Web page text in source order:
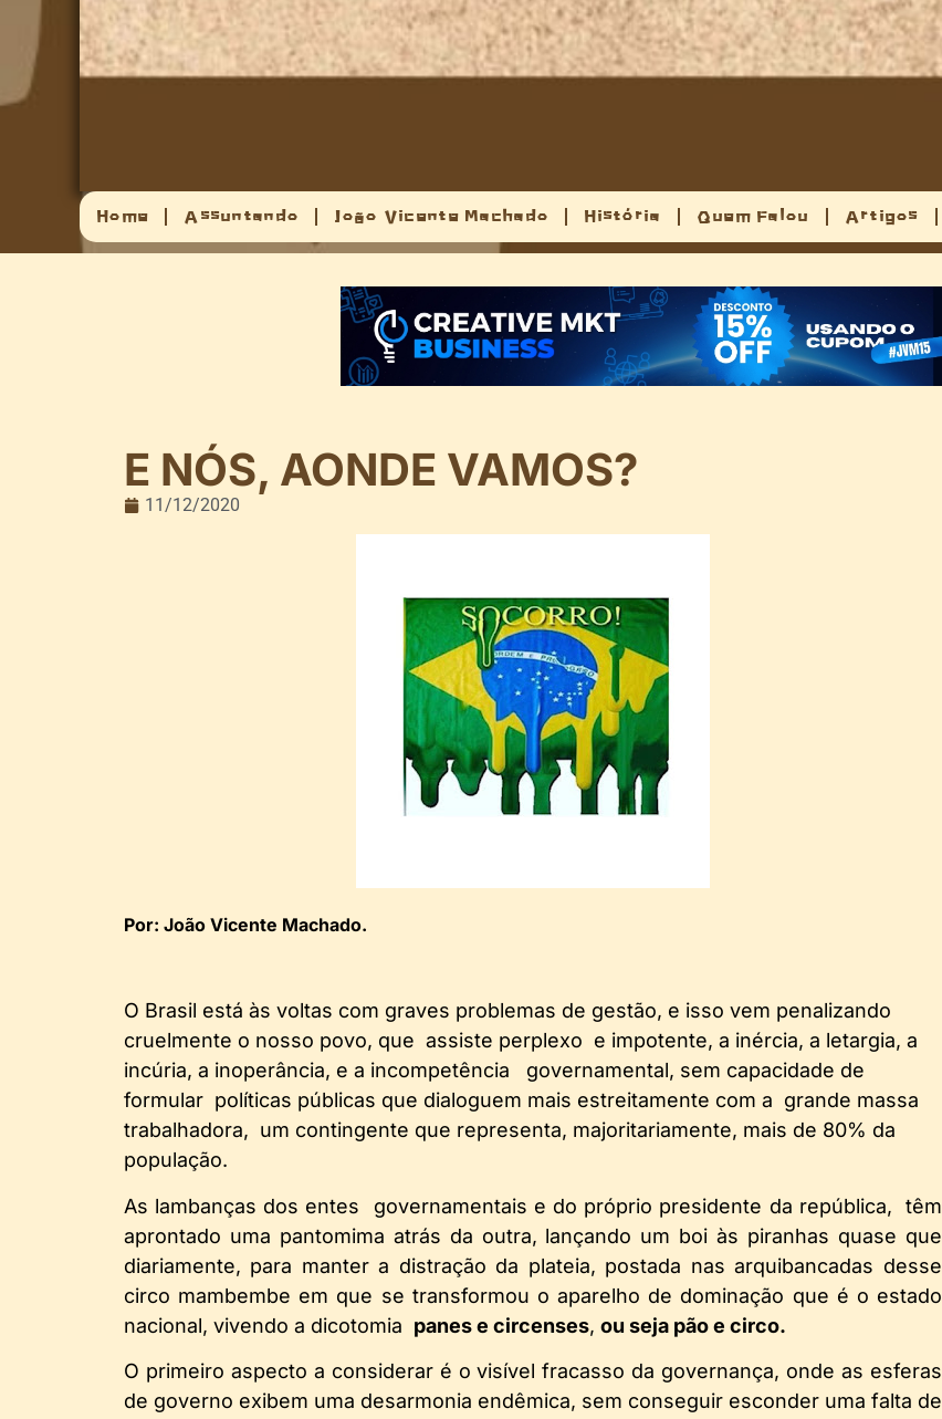
Home Assuntando João Vicente Machado História Quem Falou Artigos
E NÓS, AONDE VAMOS?
11/12/2020
Por: João Vicente Machado.
O Brasil está às voltas com graves problemas de gestão, e isso vem penalizando
cruelmente o nosso povo, que assiste perplexo e impotente, a inércia, a letargia, a
incúria, a inoperância, e a incompetência governamental, sem capacidade de
formular políticas públicas que dialoguem mais estreitamente com a grande massa
trabalhadora, um contingente que representa, majoritariamente, mais de 80% da
população.
As lambanças dos entes governamentais e do próprio presidente da república, têm
aprontado uma pantomima atrás da outra, lançando um boi às piranhas quase que
diariamente, para manter a distração da plateia, postada nas arquibancadas desse
circo mambembe em que se transformou o aparelho de dominação que é o estado
nacional, vivendo a dicotomia panes e circenses, ou seja pão e circo.
O primeiro aspecto a considerar é o visível fracasso da governança, onde as esferas
de governo exibem uma desarmonia endêmica, sem conseguir esconder uma falta de